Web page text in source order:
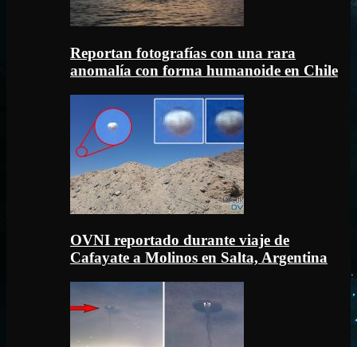
Reportan fotografías con una rara
anomalía con forma humanoide en Chile
OVNI reportado durante viaje de
Cafayate a Molinos en Salta, Argentina